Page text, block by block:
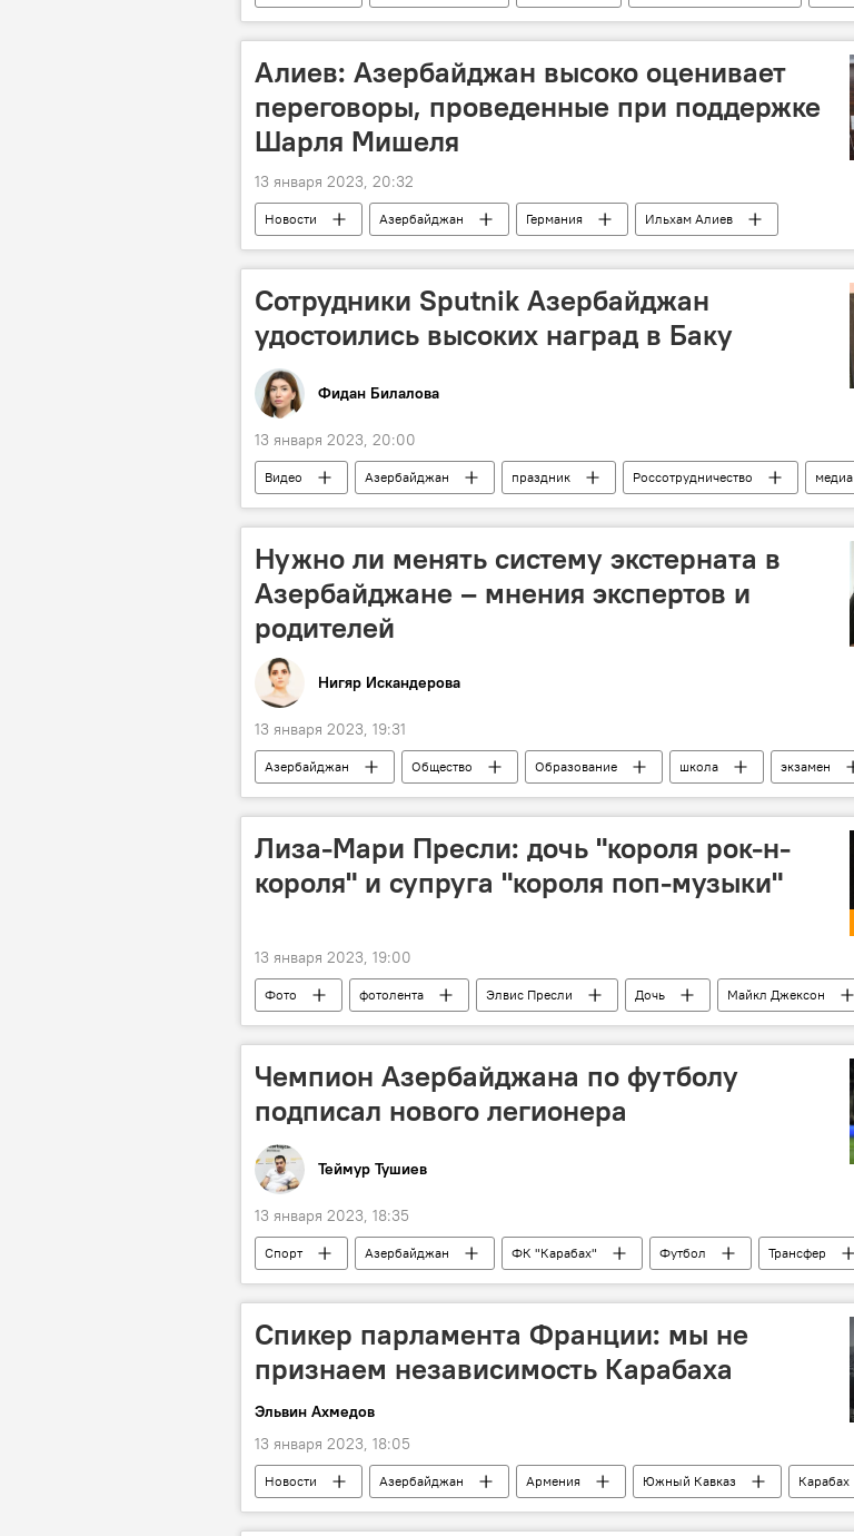
Телефонный разговор
Алиев: Азербайджан высоко оценивает
переговоры, проведенные при поддержке
Шарля Мишеля
13 января 2023, 20:32
Новости Азербайджан Германия
Ильхам Алиев
Франк-Вальтер Штайнмайер
Телефонный разговор
Сотрудники Sputnik Азербайджан
удостоились высоких наград в Баку
Фидан Билалова
13 января 2023, 20:00
Видео Азербайджан праздник Россотрудничество
медиа
Sputnik
Нужно ли менять систему экстерната в
Азербайджане – мнения экспертов и
родителей
Нигяр Искандерова
13 января 2023, 19:31
Азербайджан Общество Образование школа экзамен
Лиза-Мари Пресли: дочь "короля рок-н-
короля" и супруга "короля поп-музыки"
13 января 2023, 19:00
Фото фотолента Элвис Пресли Дочь
Майкл Джексон
Супруга
Чемпион Азербайджана по футболу
подписал нового легионера
Теймур Тушиев
13 января 2023, 18:35
Спорт Азербайджан ФК "Карабах" Футбол Трансфер
Спикер парламента Франции: мы не
признаем независимость Карабаха
Эльвин Ахмедов
13 января 2023, 18:05
Новости Азербайджан Армения Южный Кавказ
Карабах
граница
парламент